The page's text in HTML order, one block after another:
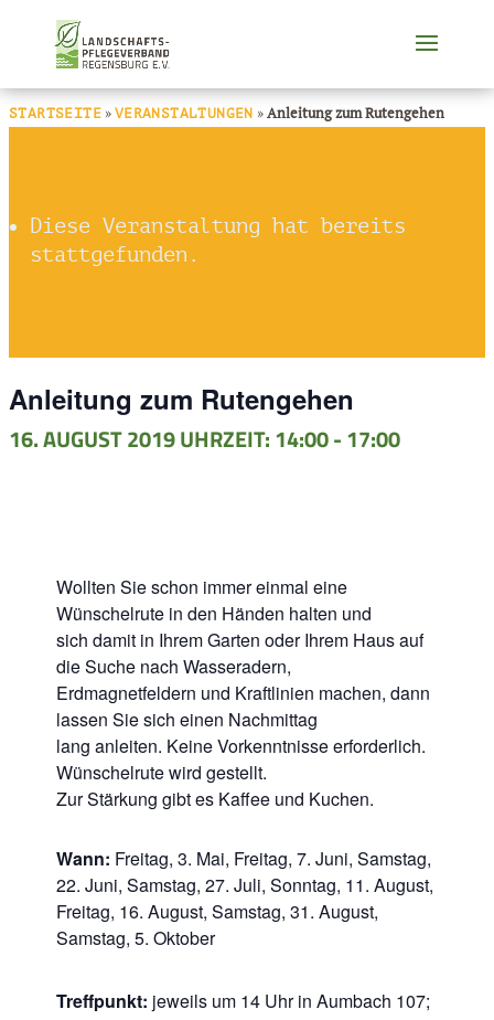
STARTSEITE» VERANSTALTUNGEN »Anleitung zum Rutengehen
Diese Veranstaltung hat bereits
stattgefunden.
Anleitung zum Rutengehen
16. AUGUST 2019 UHRZEIT: 14:00-17:00
Wollten Sie schon immer einmal eine
Wünschelrute in den Händen halten und
sich damit in Ihrem Garten oder Ihrem Haus auf
die Suche nach Wasseradern,
Erdmagnetfeldern und Kraftlinien machen, dann
lassen Sie sich einen Nachmittag
lang anleiten. Keine Vorkenntnisse erforderlich.
Wünschelrute wird gestellt.
Zur Stärkung gibt es Kaffee und Kuchen.
Wann: Freitag, 3. Mai, Freitag, 7. Juni, Samstag,
22. Juni, Samstag, 27. Juli, Sonntag, 11. August,
Freitag, 16. August, Samstag, 31. August,
Samstag, 5. Oktober
Treffpunkt: jeweils um 14 Uhr in Aumbach 107;